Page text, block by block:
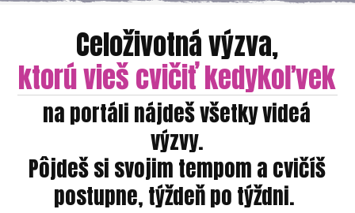
Celoživotná výzva,
ktorú vieš cvičiť kedykoľvek
na portáli nájdeš všetky videá
výzvy.
Pôjdeš si svojim tempom a cvičíš
postupne, týždeň po týždni.